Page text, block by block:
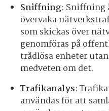
Sniffning: Sniffning
övervaka
som skickas över
genomföras på
trådlösa enheter
medveten om det.
Trafikanalys:
användas för att